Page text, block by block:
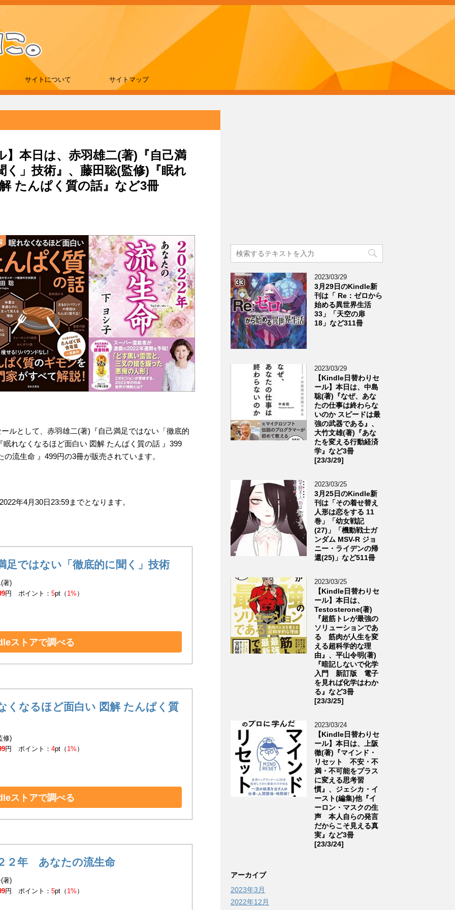
サイトについて サイトマップ
本日は、赤羽雄二(著)『自己満
」技術』、藤田聡(監修)『眠れ
たんぱく質の話』など3冊
ルとして、赤羽雄二(著)『自己満足ではない「徹底的
れなくなるほど面白い 図解 たんぱく質の話 』399
流生命 』499円の3冊が販売されています。
年4月30日23:59までとなります。
足ではない「徹底的に聞く」技術
著)
円 ポイント：5pt（ 1% ）
ストアで調べる
くなるほど面白い 図解 たんぱく質
修)
円 ポイント：4pt（ 1% ）
ストアで調べる
２年 あなたの流生命
著)
円 ポイント：5pt（ 1% ）
2023/03/29
3月29日のKindle新
刊は「 Re：ゼロから
始める異世界生活
33」「天空の扉
18」など311冊
2023/03/29
【Kindle日替わりセ
ール】本日は、中島
聡(著)『なぜ、あな
たの仕事は終わらな
いのか スピードは最
強の武器である』、
大竹文雄(著)『あな
たを変える行動経済
学』など3冊
[23/3/29]
2023/03/25
3月25日のKindle新
刊は「その着せ替え
人形は恋をする 11
巻」「幼女戦記
(27)」「機動戦士ガ
ンダム MSV-R ジョ
ニー・ライデンの帰
還(25)」など511冊
2023/03/25
【Kindle日替わりセ
ール】本日は、
Testosterone(著)
『超筋トレが最強の
ソリューションであ
る 筋肉が人生を変
える超科学的な理
由』、平山令明(著)
『暗記しないで化学
入門 新訂版 電子
を見れば化学はわか
る』など3冊
[23/3/25]
2023/03/24
【Kindle日替わりセ
ール】本日は、上阪
徹(著)『マインド・
リセット 不安・不
満・不可能をプラス
に変える思考習
慣』、ジェシカ・イ
ースト(編集)他『イ
ーロン・マスクの生
声 本人自らの発言
だからこそ見える真
実』など3冊
[23/3/24]
アーカイブ
2023年3月
2022年12月